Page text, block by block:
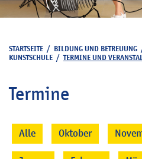
STARTSEITE / BILDUNG UND BETREUUNG
KUNSTSCHULE /TERMINE UND
Termine
Alle Oktober